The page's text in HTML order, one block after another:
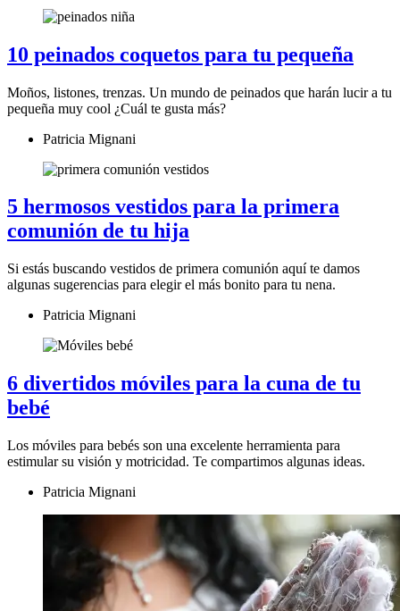
10 peinados coquetos para tu pequeña
Moños, listones, trenzas. Un mundo de peinados que harán lucir a tu
pequeña muy cool ¿Cuál te gusta más?
Patricia Mignani
5 hermosos vestidos para la primera
comunión de tu hija
Si estás buscando vestidos de primera comunión aquí te damos
algunas sugerencias para elegir el más bonito para tu nena.
Patricia Mignani
6 divertidos móviles para la cuna de tu
bebé
Los móviles para bebés son una excelente herramienta para
estimular su visión y motricidad. Te compartimos algunas ideas.
Patricia Mignani